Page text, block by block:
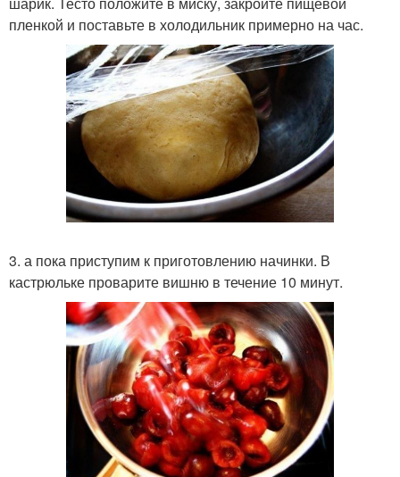
пленкой и поставьте в холодильник примерно на час.
3. а пока приступим к приготовлению начинки. В
кастрюльке проварите вишню в течение 10 минут.